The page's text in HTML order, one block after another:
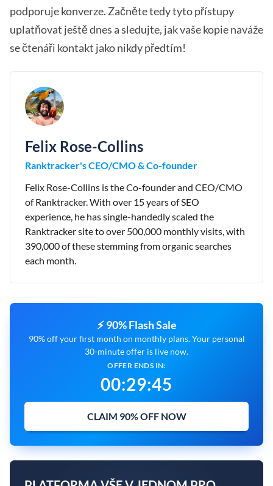
podporuje konverze. Začněte tedy tyto přístupy
uplatňovat ještě dnes a sledujte, jak vaše kopie naváže
se čtenáři kontakt jako nikdy předtím!
Felix Rose-Collins
Ranktracker's CEO/CMO & Co-founder
Felix Rose-Collins is the Co-founder and CEO/CMO
of Ranktracker. With over 15 years of SEO
experience, he has single-handedly scaled the
Ranktracker site to over 500,000 monthly visits, with
390,000 of these stemming from organic searches
each month.
⚡ 90% Flash Sale
90% off your first month on monthly plans. Your personal
30-minute offer is live now.
OFFER ENDS IN:
00:29:43
CLAIM 90% OFF NOW